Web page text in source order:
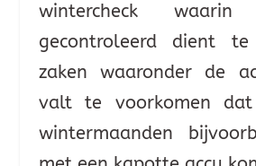
wintercheck
gecontroleerd dient
zaken waaronder de
valt te voorkomen
wintermaanden